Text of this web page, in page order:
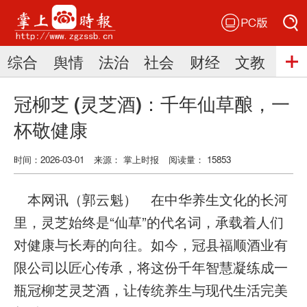
搜索
搜索
综合 舆情 法治 社会 财经 文教 三
冠柳芝 (灵芝酒)：千年仙草酿，一
杯敬健康
时间：2026-03-01 来源： 掌上时报 阅读量： 15853
本网讯（郭云魁） 在中华养生文化的长河
里，灵芝始终是“仙草”的代名词，承载着人们
对健康与长寿的向往。如今，冠县福顺酒业有
限公司以匠心传承，将这份千年智慧凝练成一
瓶冠柳芝灵芝酒，让传统养生与现代生活完美